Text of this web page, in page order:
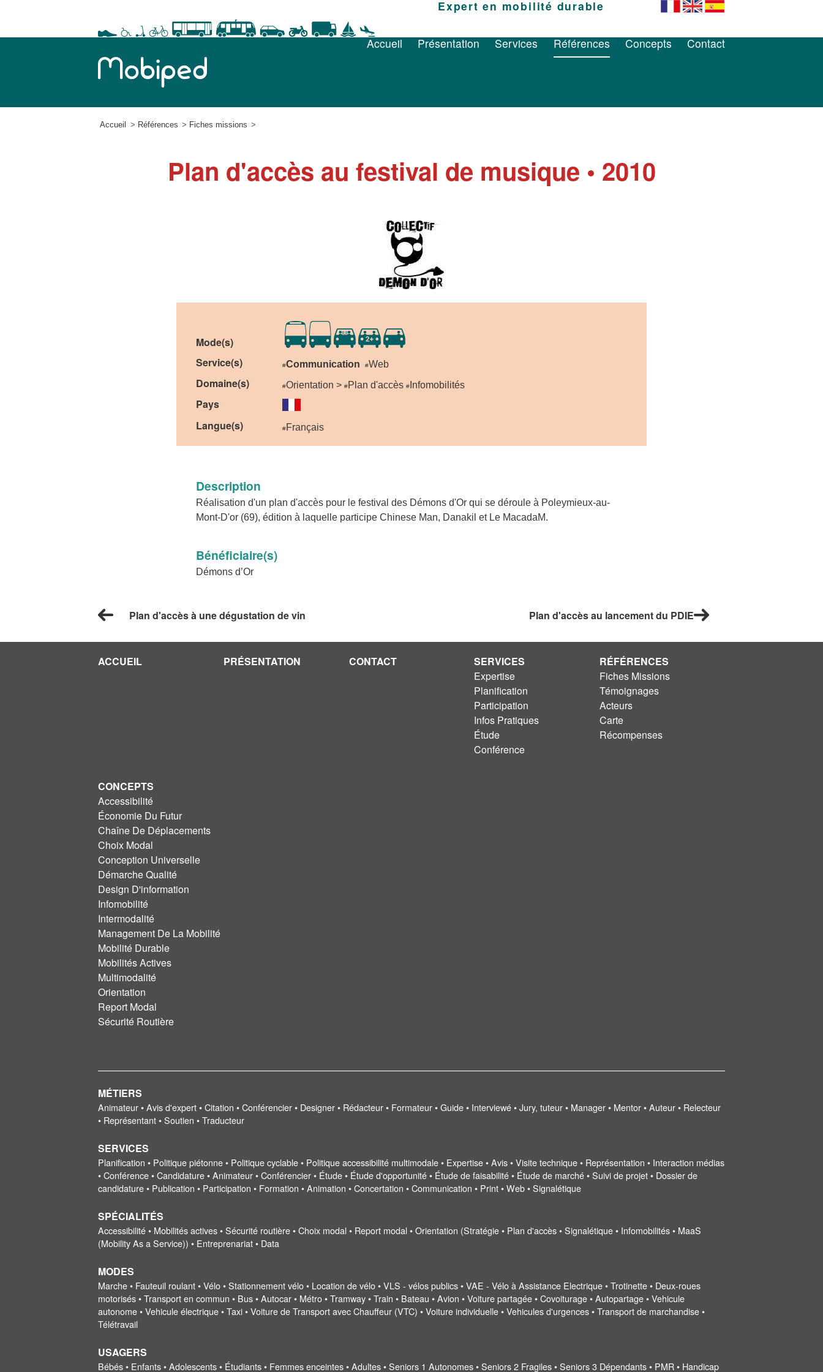
Expert en mobilité durable
Accueil Présentation Services Références Concepts Contact
Présentation Services Références Concepts Contact
Accueil Références Fiches missions
Plan d'accès au festival de musique • 2010
Mode(s)
Service(s)
#Communication #Web
Domaine(s) #Orientation > #Plan d'accès #Infomobilités
Pays
Langue(s)
#Français
Description
Réalisation d'un plan d'accès pour le festival des Démons d'Or qui se déroule à Poleymieux-au-
Mont-D'or (69), édition à laquelle participe Chinese Man, Danakil et Le MacadaM.
Bénéficiaire(s)
Démons d’Or
Plan d'accès à une dégustation de vin Plan d'accès au lancement du PDIE
ACCUEIL PRÉSENTATION CONTACT
SERVICES
Expertise
Planification
Participation
Infos Pratiques
Étude
Conférence
RÉFÉRENCES
Fiches Missions
Témoignages
Acteurs
Carte
Récompenses
CONCEPTS
Accessibilité
Économie Du Futur
Chaîne De Déplacements
Choix Modal
Conception Universelle
Démarche Qualité
Design D'information
Infomobilité
Intermodalité
Management De La Mobilité
Mobilité Durable
Mobilités Actives
Multimodalité
Orientation
Report Modal
Sécurité Routière
MÉTIERS
Animateur • Avis d'expert • Citation • Conférencier • Designer • Rédacteur • Formateur • Guide • Interviewé • Jury, tuteur • Manager • Mentor • Auteur • Relecteur
• Représentant • Soutien • Traducteur
SERVICES
Planification • Politique piétonne • Politique cyclable • Politique accessibilité multimodale • Expertise • Avis • Visite technique • Représentation • Interaction médias
• Conférence • Candidature • Animateur • Conférencier • Étude • Étude d'opportunité • Étude de faisabilité • Étude de marché • Suivi de projet • Dossier de
candidature • Publication • Participation • Formation • Animation • Concertation • Communication • Print • Web • Signalétique
SPÉCIALITÉS
Accessibilité • Mobilités actives • Sécurité routière • Choix modal • Report modal • Orientation (Stratégie • Plan d'accès • Signalétique • Infomobilités • MaaS
(Mobility As a Service)) • Entreprenariat • Data
MODES
Marche • Fauteuil roulant • Vélo • Stationnement vélo • Location de vélo • VLS - vélos publics • VAE - Vélo à Assistance Electrique • Trotinette • Deux-roues
motorisés • Transport en commun • Bus • Autocar • Métro • Tramway • Train • Bateau • Avion • Voiture partagée • Covoiturage • Autopartage • Vehicule
autonome • Vehicule électrique • Taxi • Voiture de Transport avec Chauffeur (VTC) • Voiture individuelle • Vehicules d'urgences • Transport de marchandise •
Télétravail
USAGERS
Bébés • Enfants • Adolescents • Étudiants • Femmes enceintes • Adultes • Seniors 1 Autonomes • Seniors 2 Fragiles • Seniors 3 Dépendants • PMR • Handicap